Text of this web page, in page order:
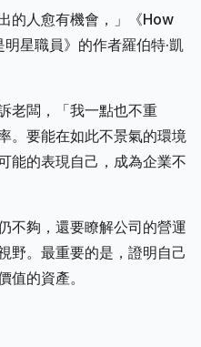
的人愈有機會，」《How
星職員》的作者羅伯特·凱
老闆，「我一點也不重
。要能在如此不景氣的環境
能的表現自己，成為企業不
不夠，還要瞭解公司的營運
野。最重要的是，證明自己
值的資產。